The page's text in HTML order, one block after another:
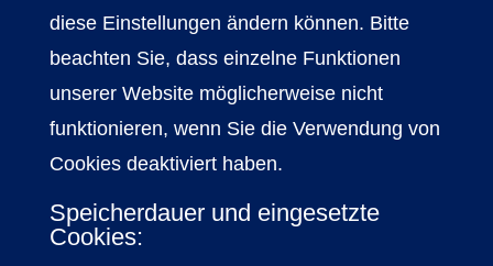
diese Einstellungen ändern können. Bitte
beachten Sie, dass einzelne Funktionen
unserer Website möglicherweise nicht
funktionieren, wenn Sie die Verwendung von
Cookies deaktiviert haben.
Speicherdauer und eingesetzte
Cookies: